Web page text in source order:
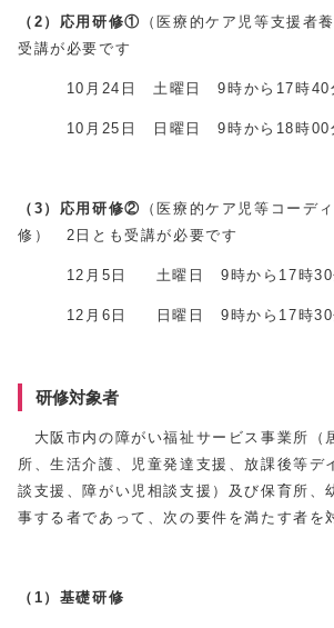
（2）応用研修①
（医療的ケア児等支援者
受講が必要です
10月24日 土曜日 9時から17時40
10月25日 日曜日 9時から18時00
（3）応用研修②
（医療的ケア児等コーデ
修）
2日とも受講が必要です
12月5日 土曜日 9時から17時30
12月6日 日曜日 9時から17時30
研修対象者
大阪市内の障がい福祉サービス事業所（
所、生活介護、児童発達支援、放課後等デ
談支援、障がい児相談支援）及び保育所、
事する者であって、次の要件を満たす者を
（1）基礎研修